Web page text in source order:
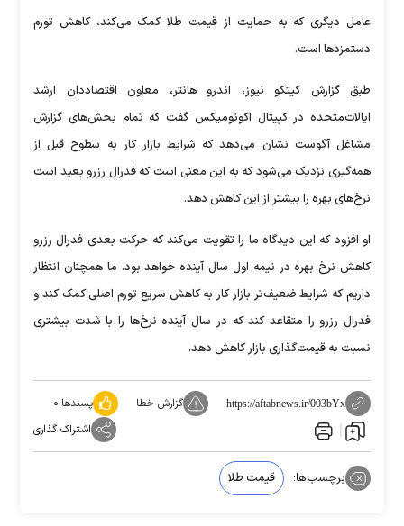
عامل دیگری که به حمایت از قیمت طلا کمک می‌کند، کاهش تورم
دستمزد‌ها است.
طبق گزارش کیتکو نیوز، اندرو هانتر، معاون اقتصاددان ارشد
ایالات‌متحده در کپیتال اکونومیکس گفت که تمام بخش‌های گزارش
مشاغل آگوست نشان می‌دهد که شرایط بازار کار به سطوح قبل از
همه‌گیری نزدیک می‌شود که به این معنی است که فدرال رزرو بعید است
نرخ‌های بهره را بیشتر از این کاهش دهد.
او افزود که این دیدگاه ما را تقویت می‌کند که حرکت بعدی فدرال رزرو
کاهش نرخ بهره در نیمه اول سال آینده خواهد بود. ما همچنان انتظار
داریم که شرایط ضعیف‌تر بازار کار به کاهش سریع تورم اصلی کمک کند و
فدرال رزرو را متقاعد کند که در سال آینده نرخ‌ها را با شدت بیشتری
نسبت به قیمت‌گذاری بازار کاهش دهد.
https://aftabnews.ir/003bYx گزارش خطا پسندها:۰
اشتراک گذاری
برچسب‌ها: قیمت طلا